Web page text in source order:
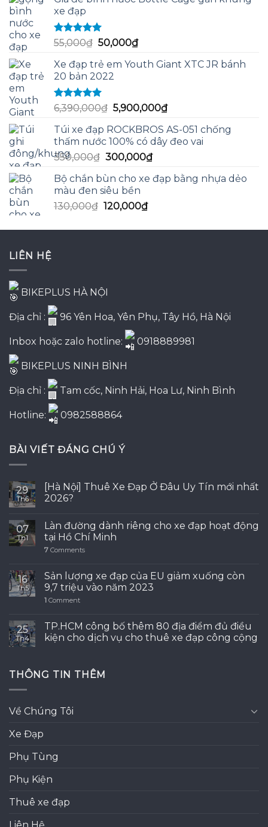
xe đạp
Được xếp
hạng
sao
55,000₫ Giá
là:
55,000₫.
50,000₫Giá
tại
Xe đạp trẻ em Youth Giant XTC JR bánh
20 bản 2022
Được xếp
hạng
5.00
sao
6,390,000₫ Giá
là:
6,390,000₫.
5,900,000₫Giá
tại
là:
Túi xe đạp ROCKBROS AS-051 chống
thấm nước 100% có dây đeo vai
350,000₫ Giá
là:
350,000₫.
300,000₫Giá
tại
Bộ chắn bùn cho xe đạp bằng nhựa dẻo
màu đen siêu bền
130,000₫ Giá
là:
120,000₫Giá
tại
LIÊN HỆ
BIKEPLUS HÀ NỘI
Địa chỉ : 96 Yên Hoa, Yên Phụ, Tây Hồ, Hà Nội
Inbox hoặc zalo hotline: 0918889981
BIKEPLUS NINH BÌNH
Địa chỉ : Tam cốc, Ninh Hải, Hoa Lư, Ninh Bình
Hotline: 0982588864
BÀI VIẾT ĐÁNG CHÚ Ý
29
Th6
[Hà Nội] Thuê Xe Đạp Ở Đâu Uy Tín mới nhất
2026?
07
Th1
Làn đường dành riêng cho xe đạp hoạt động
tại Hồ Chí Minh
7 Comments
16
Th5
Sản lượng xe đạp của EU giảm xuống còn
9,7 triệu vào năm 2023
1 Comment
25
Th4
TP.HCM công bố thêm 80 địa điểm đủ điều
kiện cho dịch vụ cho thuê xe đạp công cộng
THÔNG TIN THÊM
Về Chúng Tôi
Xe Đạp
Phụ Tùng
Phụ Kiện
Thuê xe đạp
Liên Hệ